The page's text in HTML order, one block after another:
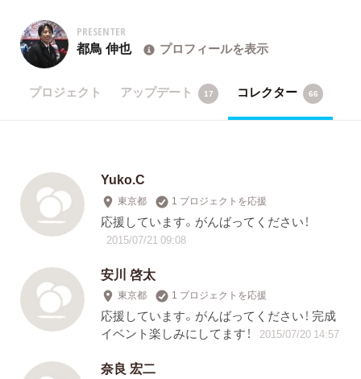
PRESENTER
都鳥 伸也 プロフィールを表示
プロジェクト アップデート 17 コレクター 66
Yuko.C
東京都 1 プロジェクトを応援
応援しています。がんばってください！
2015/07/21 09:08
安川 啓太
東京都 1 プロジェクトを応援
応援しています。がんばってください！ 完成
イベント楽しみにしてます！
2015/07/20 14:57
奈良 宏二